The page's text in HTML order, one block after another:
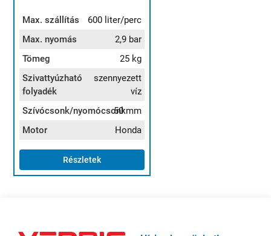
Max. szállítás
600 liter/perc
Max. nyomás
2,9 bar
Tömeg
25 kg
Szivattyúzható
folyadék
szennyezett
víz
Szívócsonk/nyomócsonk50 mm
Motor
Honda
Részletek